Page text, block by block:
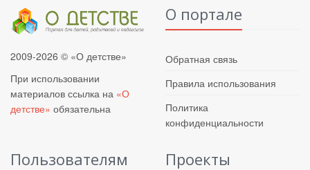
2009-2026 © «О детстве»
При использовании
материалов ссылка на «О
детстве» обязательна
О портале
Обратная связь
Правила использования
Политика
конфиденциальности
Пользователям Проекты